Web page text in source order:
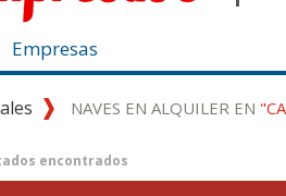
Empresas
NAVES EN ALQUILER EN
encontrados